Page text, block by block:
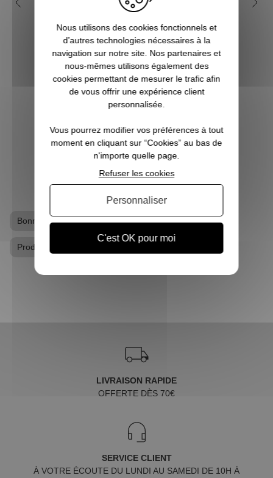
dans la saga Harry Potter ?
plus encore avec l’arrivée du film en 2001,
le phénomène Harry Potter a conquis la
culture mondiale. La Pottermania nous a
tous et toutes touchées. Qui n’a pas
attendu, fébrilement, le jour de s...
VOIR L'ARTICLE
Bonnet Harry Potter Gants / Mitaines Harry Potter
Produits dérivés Harry Potter
LIVRAISON RAPIDE
OFFERTE DÈS 70€
SERVICE CLIENT
À VOTRE ÉCOUTE DU LUNDI AU SAMEDI DE 10H À
Nous utilisons des cookies fonctionnels et
d’autres technologies nécessaires à la
navigation sur notre site. Nos partenaires et
nous-mêmes utilisons également des
cookies permettant de mesurer le trafic afin
de vous offrir une expérience client
personnalisée.
Vous pourrez modifier vos préférences à tout
moment en cliquant sur “Cookies” au bas de
n'importe quelle page.
C'est OK pour moi
Refuser les cookies
Personnaliser